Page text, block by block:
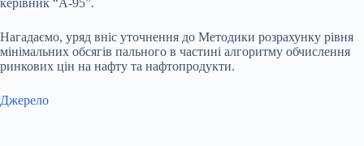
керівник “А-95”.
Нагадаємо, уряд вніс уточнення до Методики розрахунку рівня
мінімальних обсягів пального в частині алгоритму обчислення
ринкових цін на нафту та нафтопродукти.
Джерело